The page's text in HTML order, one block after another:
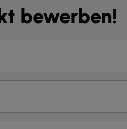
bewerben!